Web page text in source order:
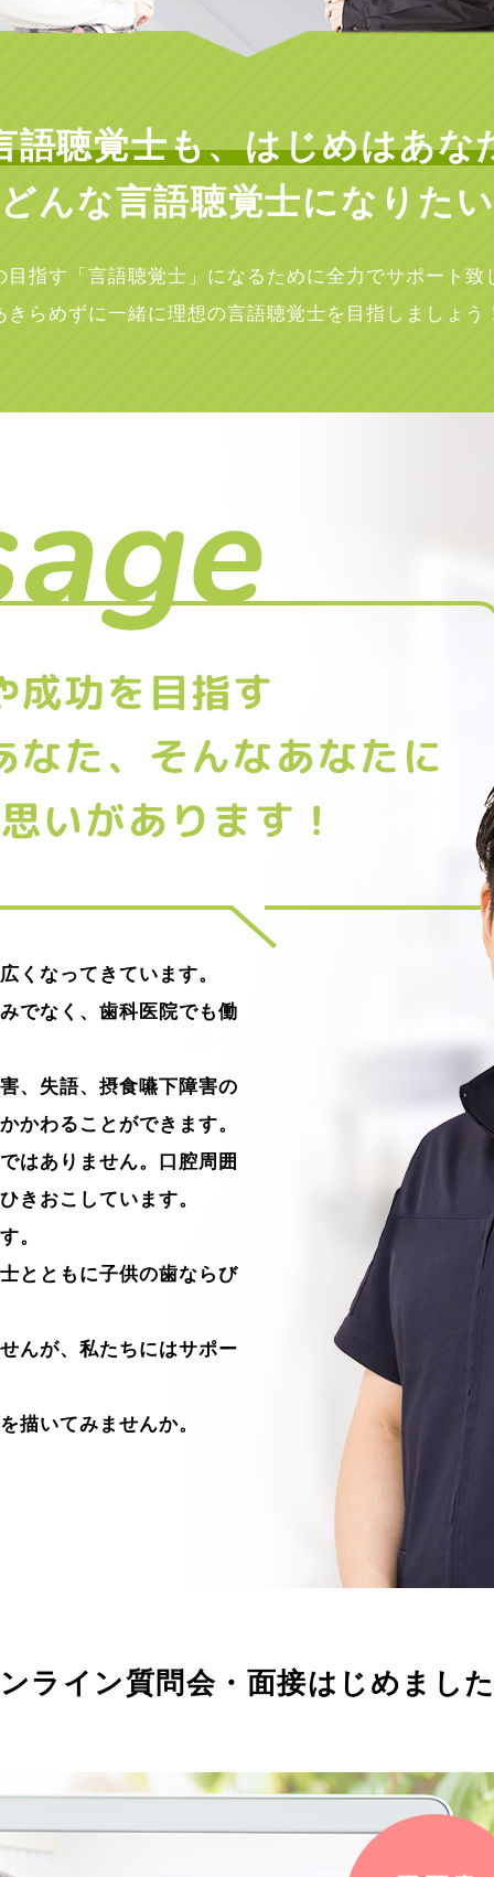
語聴覚士も、はじめはあな
んな言語聴覚士になりた
目指す「言語聴覚士」になるために全力でサポート致
きらめずに一緒に理想の言語聴覚士を 目指しましょう
くなってきています。
でなく、歯科医院でも働
、失語、摂食嚥下障害の
かわることができます。
はありません。口腔周囲
きおこしています。
。
とともに子供の歯ならび
んが、私たちにはサポー
描いてみませんか。
ライン質問会・面接はじめまし